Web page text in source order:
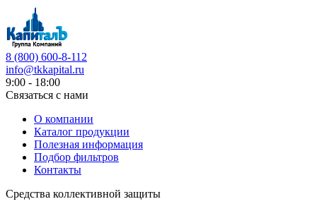
8 (800) 600-8-112
info@tkkapital.ru
9:00 - 18:00
Связаться с нами
О компании
Каталог продукции
Полезная информация
Подбор фильтров
Контакты
Средства коллективной защиты